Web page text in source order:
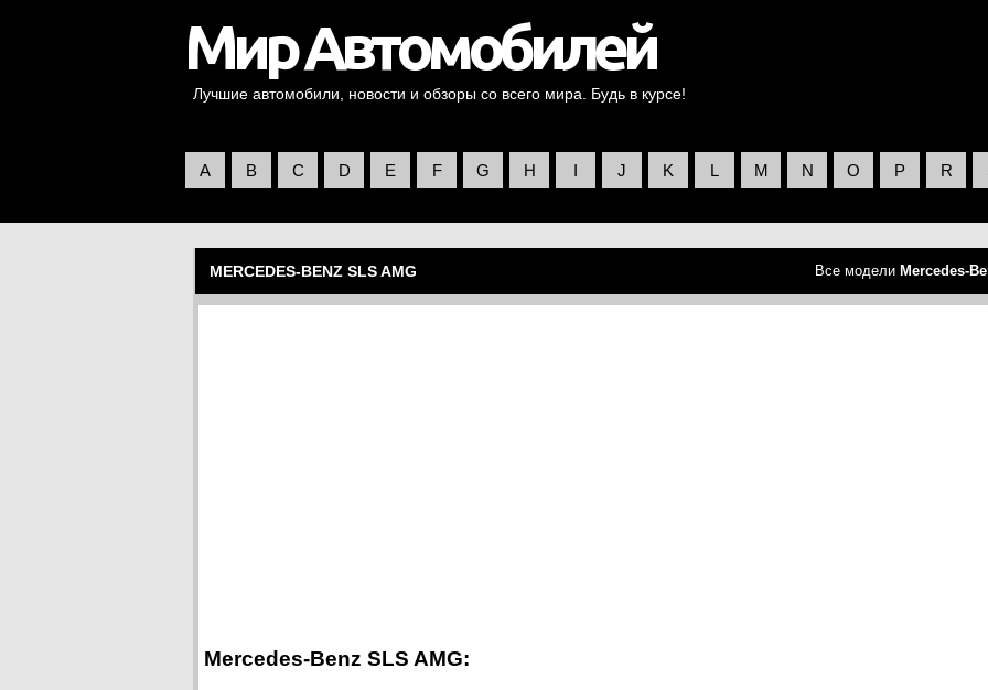
Лучшие автомобили, новости и обзоры со всего мира. Будь в курсе!
A B C D E F G H I J K L M N O P R
MERCEDES-BENZ SLS AMG Все модели Mercedes-
Mercedes-Benz SLS AMG: